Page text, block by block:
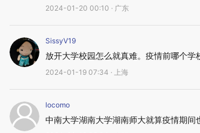
2024-01-20 00:10 · 广东
SissyV19
放开大学校园怎么就真难。疫情前哪个
2024-01-19 07:34 · 上海
locomo
中南大学湖南大学湖南师大就算疫情期间